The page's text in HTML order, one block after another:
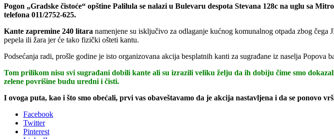
Pogon „Gradske čistoće“ opštine Palilula se nalazi u Bulevaru despota Stevana 128c na uglu sa
telefona 011/2752-625.
Kante zapremine 240 litara namenjene su isključivo za odlaganje kućnog komunalnog otpada zbog čega
pepela ili žara jer će tako fizički ošteti kantu.
Podsećanja radi, prošle godine je isto organizovana akcija besplatnih kanti za sugrađane iz naselja Popova
Tom prilikom nisu svi sugrađani dobili kante ali su izrazili veliku želju da ih dobiju čime smo
zelene povrišine budu uredni i čisti.
I ovoga puta, kao i što smo obećali, prvi vas obaveštavamo da je akcija nastavljena i da se ponovo
Facebook
Twitter
Pinterest